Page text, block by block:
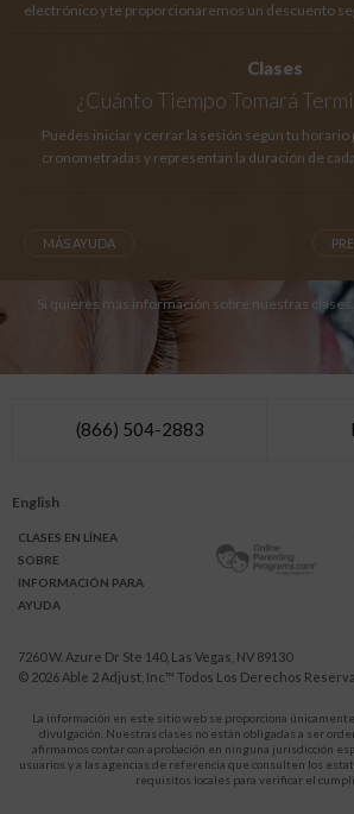
electrónico y te proporcionaremos un descuento
Clases
¿Cuánto Tiempo Tomará
Puedes iniciar y cerrar la sesión según tu horario
cronometradas y representan la duración de
MÁS AYUDA
Si quieres más información sobre nuestras clases
(866) 504-2883
English
CLASES EN LÍNEA
SOBRE
INFORMACIÓN PARA
AYUDA
7260 W. Azure Dr Ste 140, Las Vegas, NV 89130
© 2026 Able 2 Adjust, Inc™ Todos Los Derechos
La información en este sitio web se proporciona
divulgación. Nuestras clases no están obligadas a ser
afirmamos contar con aprobación en ninguna jurisdicción
usuarios y a las agencias de referencia que consulten los
requisitos locales para verificar el